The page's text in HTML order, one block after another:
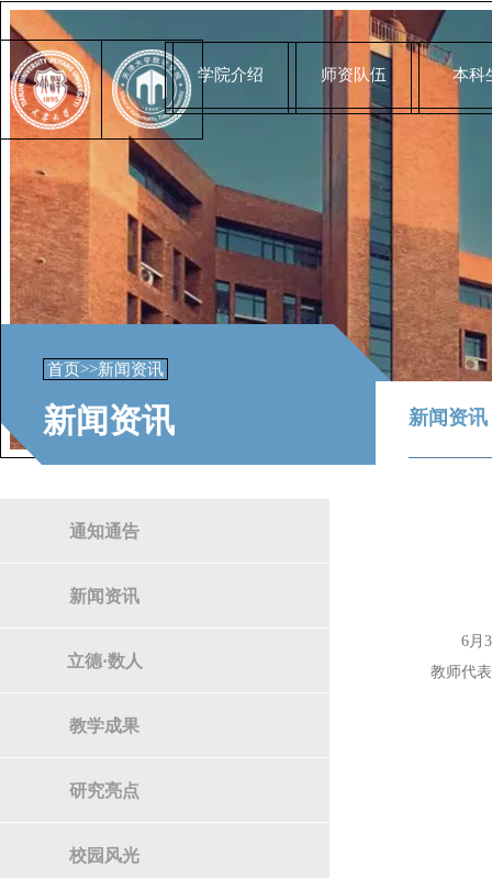
学院介绍 师资队伍 本科
首页>>新闻资讯
新闻资讯
通知通告
新闻资讯
立德·数人
教学成果
研究亮点
校园风光
新闻资讯
6月
教师代